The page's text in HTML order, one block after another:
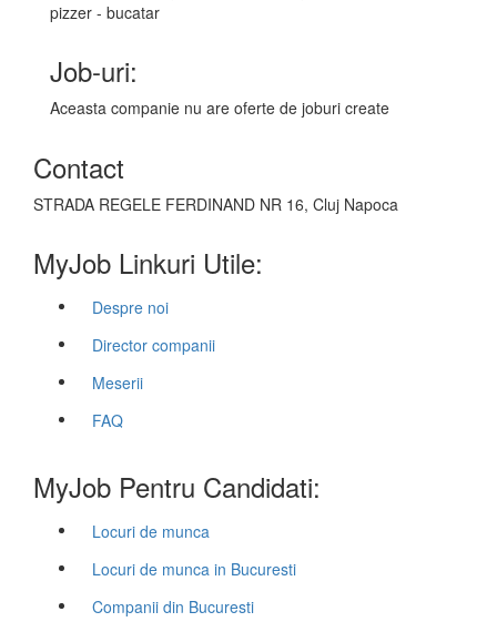
pizzer - bucatar
Job-uri:
Aceasta companie nu are oferte de joburi create
Contact
STRADA REGELE FERDINAND NR 16, Cluj Napoca
MyJob Linkuri Utile:
Despre noi
Director companii
Meserii
FAQ
MyJob Pentru Candidati:
Locuri de munca
Locuri de munca in Bucuresti
Companii din Bucuresti